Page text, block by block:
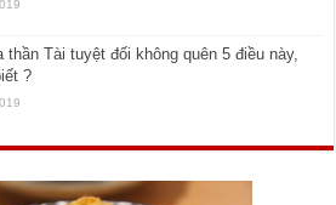
thần Tài tuyệt đối không quên 5 điều này,
?